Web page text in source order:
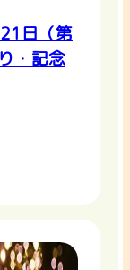
日（第
・記念